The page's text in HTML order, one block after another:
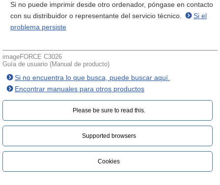
Si no puede imprimir desde otro ordenador, póngase en contacto
con su distribuidor o representante del servicio técnico.
Si el
problema persiste
imageFORCE C3026
Guía de usuario (Manual de producto)
Si no encuentra lo que busca, puede buscar aquí.
Encontrar manuales para otros productos
Please be sure to read this.‎
Supported browsers
Cookies